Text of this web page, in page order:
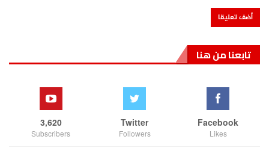
تابعنا من هنا
Facebook
Likes
Twitter
Followers
3,620
Subscribers